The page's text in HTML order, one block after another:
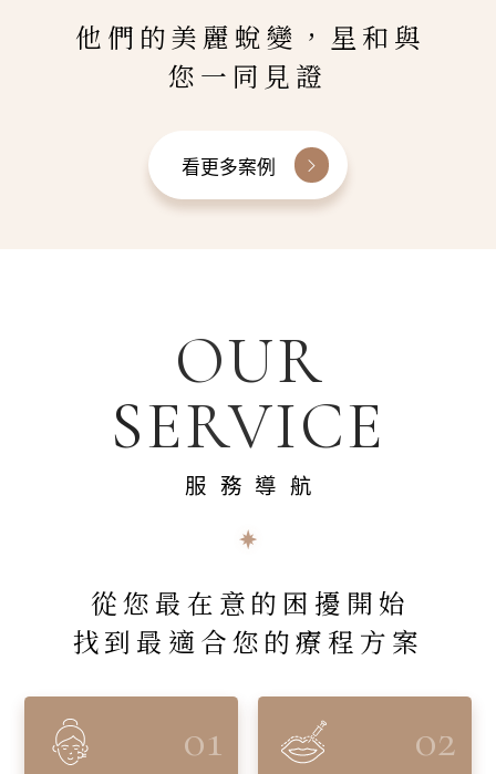
他們的美麗蛻變，星和與
您一同見證
看更多案例
OUR
SERVICE
服務導航
從您最在意的困擾開始
找到最適合您的療程方案
01 02